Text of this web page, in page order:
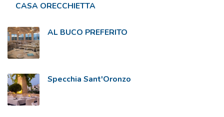
CASA ORECCHIETTA
AL BUCO PREFERITO
Specchia Sant'Oronzo